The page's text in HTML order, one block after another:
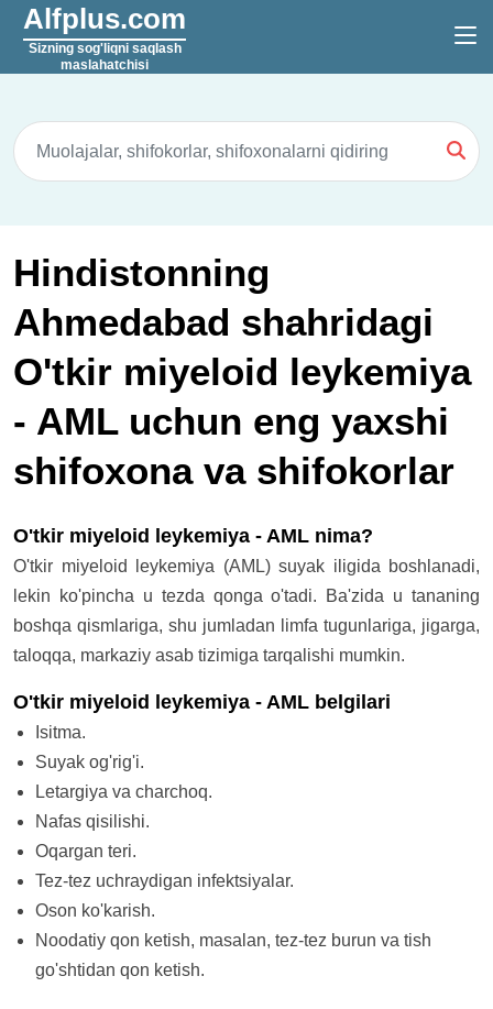
Alfplus.com
Sizning sog'liqni saqlash
maslahatchisi
Hindistonning
Ahmedabad shahridagi
O'tkir miyeloid leykemiya
- AML uchun eng yaxshi
shifoxona va shifokorlar
O'tkir miyeloid leykemiya - AML nima?
O'tkir miyeloid leykemiya (AML) suyak iligida boshlanadi,
lekin ko'pincha u tezda qonga o'tadi. Ba'zida u tananing
boshqa qismlariga, shu jumladan limfa tugunlariga, jigarga,
taloqqa, markaziy asab tizimiga tarqalishi mumkin.
O'tkir miyeloid leykemiya - AML belgilari
Isitma.
Suyak og'rig'i.
Letargiya va charchoq.
Nafas qisilishi.
Oqargan teri.
Tez-tez uchraydigan infektsiyalar.
Oson ko'karish.
Noodatiy qon ketish, masalan, tez-tez burun va tish
go'shtidan qon ketish.